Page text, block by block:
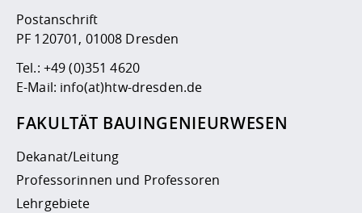
Postanschrift
PF 120701, 01008 Dresden
Tel.: +49 (0)351 4620
E-Mail: info(at)htw-dresden.de
FAKULTÄT BAUINGENIEURWESEN
Dekanat/Leitung
Professorinnen und Professoren
Lehrgebiete